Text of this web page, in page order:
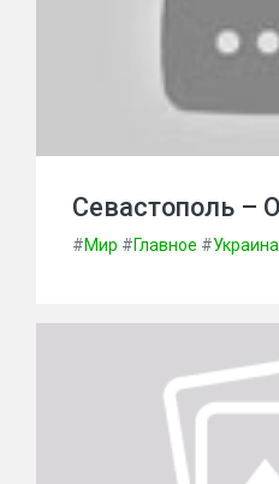
Севастополь –
#Мир #Главное #Украина